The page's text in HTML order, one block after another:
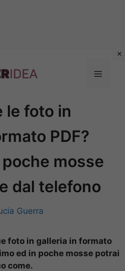
Menu
le foto in
PDF?
mosse
dal telefono
Guerra
foto in galleria in formato
ed in poche mosse potrai
come.